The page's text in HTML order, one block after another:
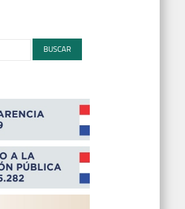
BUSCAR